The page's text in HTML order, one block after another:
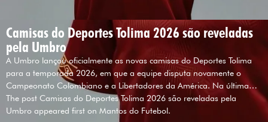
Camisas do Deportes Tolima 2026 são reveladas
pela Umbro
A Umbro lançou oficialmente as novas camisas do Deportes Tolima
para a temporada 2026, em que a equipe disputa novamente o
Campeonato Colombiano e a Libertadores da América. Na última…
The post Camisas do Deportes Tolima 2026 são reveladas pela
Umbro appeared first on Mantos do Futebol.